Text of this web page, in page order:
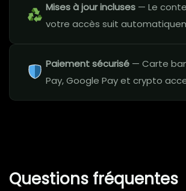
Mises à jour incluses — Le
votre accès suit
Paiement sécurisé — Carte
Pay, Google Pay et crypto
Questions fréquentes